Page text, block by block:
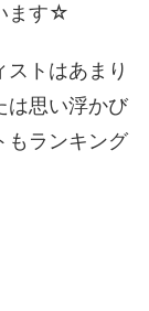
ます☆
トはあまり
は思い浮かび
もランキング